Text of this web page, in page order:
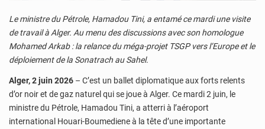
Le ministre du Pétrole, Hamadou Tini, a entamé ce mardi une visite
de travail à Alger. Au menu des discussions avec son homologue
Mohamed Arkab : la relance du méga-projet TSGP vers l’Europe et le
déploiement de la Sonatrach au Sahel.
Alger, 2 juin 2026 – C’est un ballet diplomatique aux forts relents
d’or noir et de gaz naturel qui se joue à Alger. Ce mardi 2 juin, le
ministre du Pétrole, Hamadou Tini, a atterri à l’aéroport
international Houari-Boumediene à la tête d’une importante